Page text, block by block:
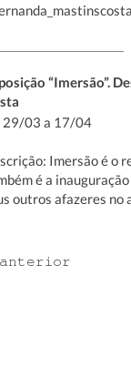
“Imersão”.
29/03 a 17/04
Imersão é o
é a
outros afazeres no